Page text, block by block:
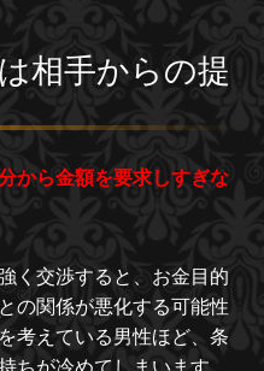
相手からの提
から金額を要求しすぎな
く交渉すると、お金目的
の関係が悪化する可能性
考えている男性ほど、条